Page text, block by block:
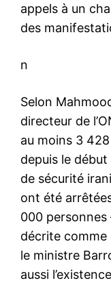
appels à un
des
n
Selon
directeur de
au moins 3
depuis le
de sécurité
ont été
000
décrite comme
le ministre
aussi